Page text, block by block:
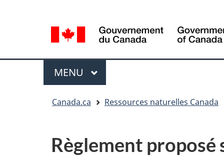
de
la
langue
selection
Menu
MENU PRINCIPAL
Canada.ca Ressources naturelles Canada
Règlement